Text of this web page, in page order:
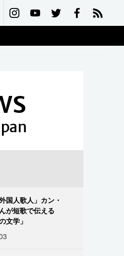
国人歌人」カン・
が短歌で伝える
文学」